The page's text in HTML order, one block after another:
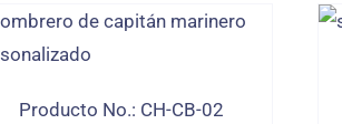
De Paja Sombra De Sol,
Producto No.: CH-CB-02